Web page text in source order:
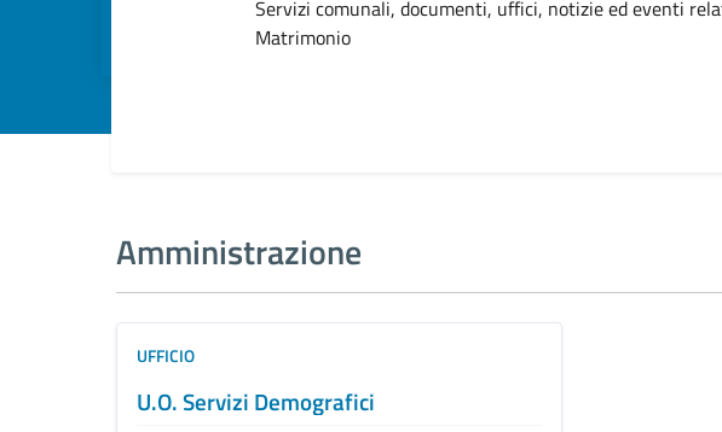
Dettagli
Servizi comunali, documenti, uffici, notizie ed eventi
Matrimonio
Amministrazione
UFFICIO
U.O. Servizi Demografici